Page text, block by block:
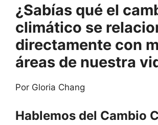
¿Sabías qué el
climático se
directamente con
áreas de nuestra
Por Gloria Chang
Hablemos del Cambio